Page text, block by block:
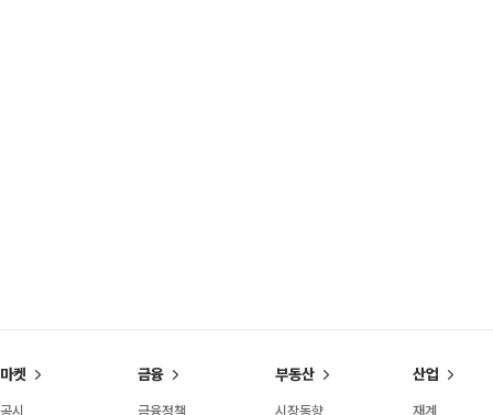
마켓
공시
금융
금융정책
부동산
시장동향
산업
재계